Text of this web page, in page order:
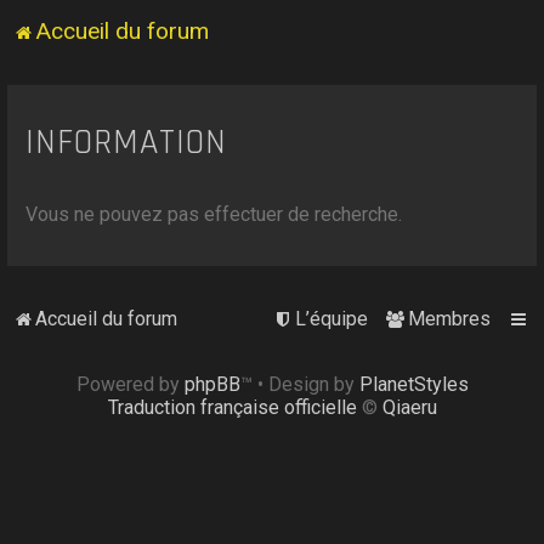
Accueil du forum
INFORMATION
Vous ne pouvez pas effectuer de recherche.
Accueil du forum Membres
L’équipe
Powered by phpBB™ • Design by PlanetStyles
Traduction française officielle © Qiaeru